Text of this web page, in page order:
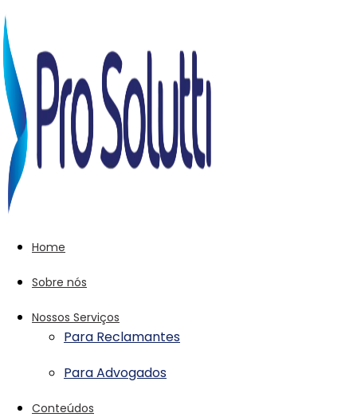
Home
Sobre nós
Nossos Serviços
Para Reclamantes
Para Advogados
Conteúdos